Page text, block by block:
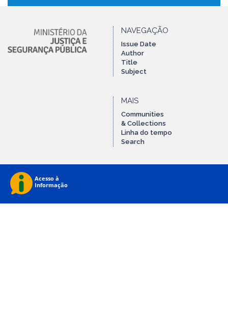
NAVEGAÇÃO
Issue Date
Author
Title
Subject
MAIS
Communities
& Collections
Linha do tempo
Search